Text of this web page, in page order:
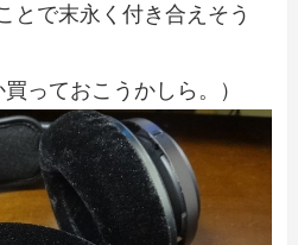
とで末永く付き合えそう
っておこうかしら。）